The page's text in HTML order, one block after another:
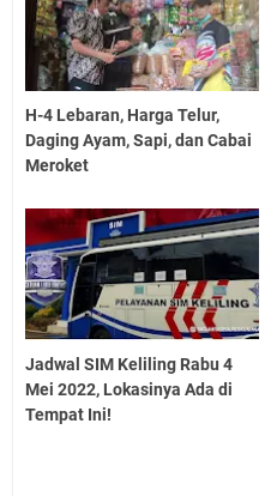
H-4 Lebaran, Harga Telur,
Daging Ayam, Sapi, dan Cabai
Meroket
Jadwal SIM Keliling Rabu 4
Mei 2022, Lokasinya Ada di
Tempat Ini!